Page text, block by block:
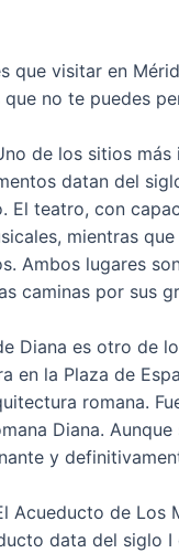
que visitar en
no te puedes
de los sitios
datan del
El teatro, con
mientras
Ambos lugares
caminas por sus
Diana es otro de
en la Plaza de
romana.
Diana.
y
Acueducto de Los
data del siglo